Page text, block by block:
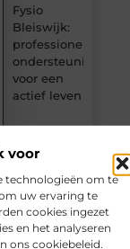
voor
technologieën om te
uw ervaring te
cookies ingezet
en het analyseren
ons cookiebeleid.
Fysio
Bleiswijk:
professionele
ondersteuning
voor een
actief leven
Ermelo de
plek is voor
jouw